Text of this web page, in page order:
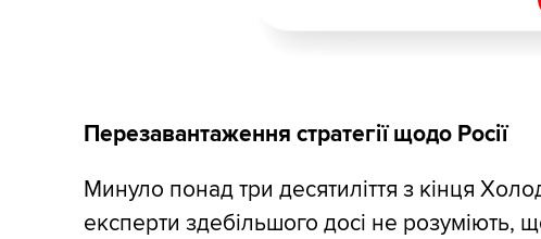
Перезавантаження стратегії щодо Росії
Минуло понад три десятиліття з кінця
експерти здебільшого досі не розуміють,